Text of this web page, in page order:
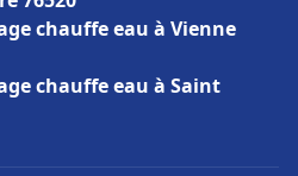
chauffe eau à Vienne
chauffe eau à Saint